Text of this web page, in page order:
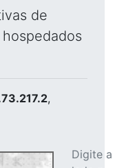
de
,
Digite